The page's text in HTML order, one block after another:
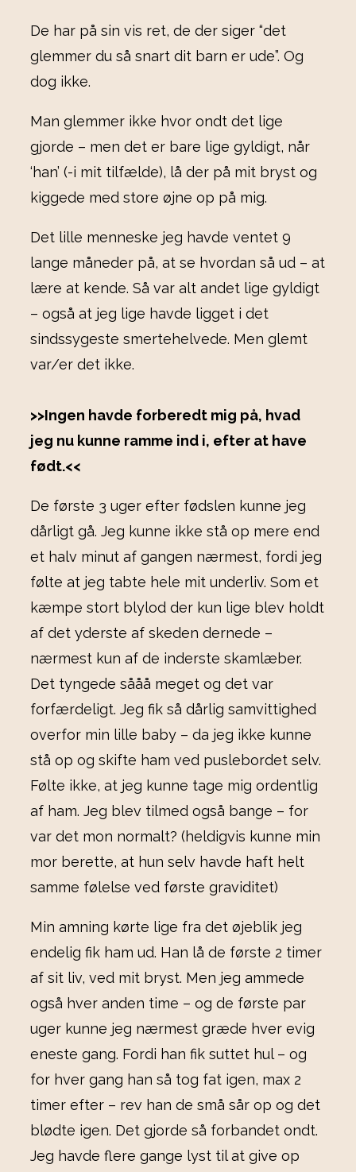
De har på sin vis ret, de der siger “det
glemmer du så snart dit barn er ude”. Og
dog ikke.
Man glemmer ikke hvor ondt det lige
gjorde – men det er bare lige gyldigt, når
‘han’ (-i mit tilfælde), lå der på mit bryst og
kiggede med store øjne op på mig.
Det lille menneske jeg havde ventet 9
lange måneder på, at se hvordan så ud – at
lære at kende. Så var alt andet lige gyldigt
– også at jeg lige havde ligget i det
sindssygeste smertehelvede. Men glemt
var/er det ikke.
>>Ingen havde forberedt mig på, hvad
jeg nu kunne ramme ind i, efter at have
født.<<
De første 3 uger efter fødslen kunne jeg
dårligt gå. Jeg kunne ikke stå op mere end
et halv minut af gangen nærmest, fordi jeg
følte at jeg tabte hele mit underliv. Som et
kæmpe stort blylod der kun lige blev holdt
af det yderste af skeden dernede –
nærmest kun af de inderste skamlæber.
Det tyngede sååå meget og det var
forfærdeligt. Jeg fik så dårlig samvittighed
overfor min lille baby – da jeg ikke kunne
stå op og skifte ham ved puslebordet selv.
Følte ikke, at jeg kunne tage mig ordentlig
af ham. Jeg blev tilmed også bange – for
var det mon normalt? (heldigvis kunne min
mor berette, at hun selv havde haft helt
samme følelse ved første graviditet)
Min amning kørte lige fra det øjeblik jeg
endelig fik ham ud. Han lå de første 2 timer
af sit liv, ved mit bryst. Men jeg ammede
også hver anden time – og de første par
uger kunne jeg nærmest græde hver evig
eneste gang. Fordi han fik suttet hul – og
for hver gang han så tog fat igen, max 2
timer efter – rev han de små sår op og det
blødte igen. Det gjorde så forbandet ondt.
Jeg havde flere gange lyst til at give op